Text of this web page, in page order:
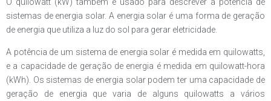
sistemas de energia solar. A energia solar é uma forma de geração
de energia que utiliza a luz do sol para gerar eletricidade.
A potência de um sistema de energia solar é medida em quilowatts,
e a capacidade de geração de energia é medida em quilowatt-hora
(kWh). Os sistemas de energia solar podem ter uma capacidade de
geração de energia que varia de alguns quilowatts a vários